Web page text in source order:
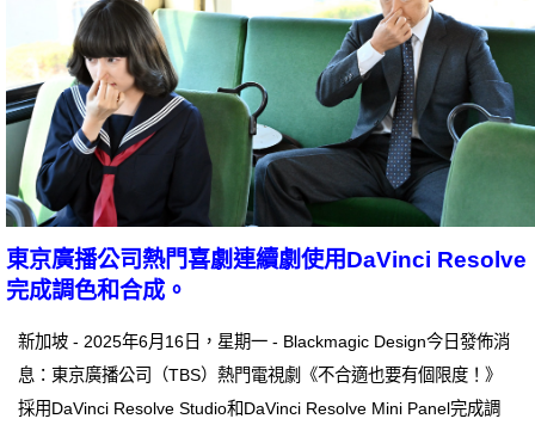
東京廣播公司熱門喜劇連續劇使用DaVinci Resolve
完成調色和合成。
新加坡 - 2025年6月16日，星期一 - Blackmagic Design今日發佈消
息：東京廣播公司（TBS）熱門電視劇《不合適也要有個限度！》
採用DaVinci Resolve Studio和DaVinci Resolve Mini Panel完成調